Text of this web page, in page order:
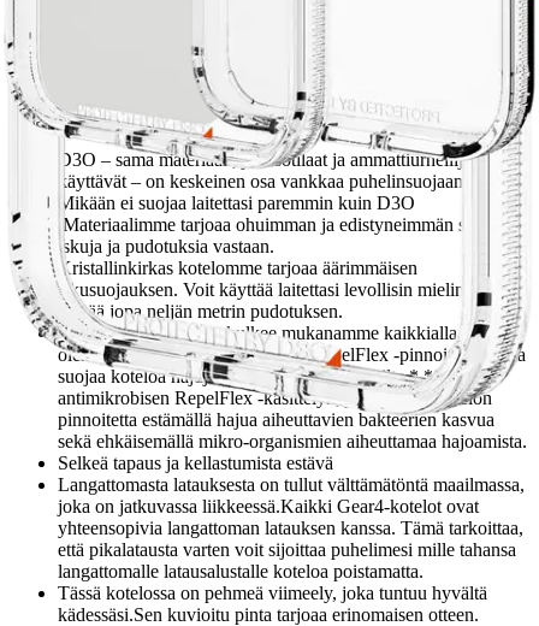
Avainominaisuudet
D3O – sama materiaali, jota sotilaat ja ammattiurheilijat
käyttävät – on keskeinen osa vankkaa puhelinsuojaamme.
Mikään ei suojaa laitettasi paremmin kuin D3O
.Materiaalimme tarjoaa ohuimman ja edistyneimmän suojan
iskuja ja pudotuksia vastaan.
Kristallinkirkas kotelomme tarjoaa äärimmäisen
iskusuojauksen. Voit käyttää laitettasi levollisin mielin, sillä se
kestää jopa neljän metrin pudotuksen.
Tänä päivänä puhelin kulkee mukanamme kaikkialla.Siksi
olemme lisänneet antimikrobisen RepelFlex -pinnoitteen, joka
suojaa koteloa hajuja aiheuttavilta bakteereilta.* *Sisältää
antimikrobisen RepelFlex -käsittelyn, joka suojaa kotelon
pinnoitetta estämällä hajua aiheuttavien bakteerien kasvua
sekä ehkäisemällä mikro-organismien aiheuttamaa hajoamista.
Selkeä tapaus ja kellastumista estävä
Langattomasta latauksesta on tullut välttämätöntä maailmassa,
joka on jatkuvassa liikkeessä.Kaikki Gear4-kotelot ovat
yhteensopivia langattoman latauksen kanssa. Tämä tarkoittaa,
että pikalatausta varten voit sijoittaa puhelimesi mille tahansa
langattomalle latausalustalle koteloa poistamatta.
Tässä kotelossa on pehmeä viimeely, joka tuntuu hyvältä
kädessäsi.Sen kuvioitu pinta tarjoaa erinomaisen otteen.